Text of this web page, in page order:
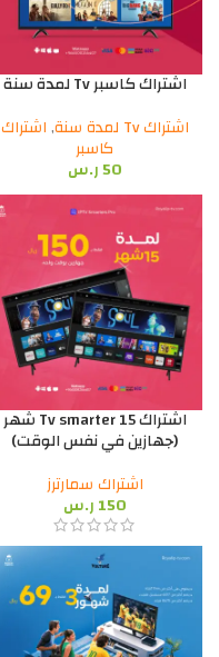
اشتراك كاسبر Tv لمدة سنة
اشتراك Tv لمدة سنة
,اشتراك
كاسبر
50ر.س
اشتراك Tv smarter 15 شهر
(جهازين في نفس الوقت)
اشتراك سمارترز
150ر.س